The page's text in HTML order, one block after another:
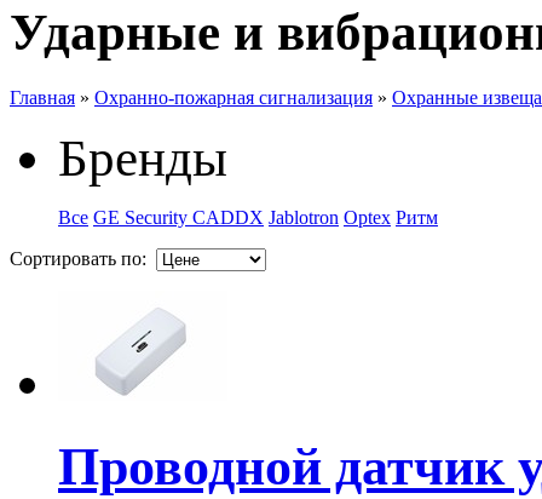
Ударные и
Главная » Охранно-пожарная сигнализация » Охранные
Бренды
Все GE Security CADDX Jablotron Optex Ритм
Сортировать по:
Проводной датчик